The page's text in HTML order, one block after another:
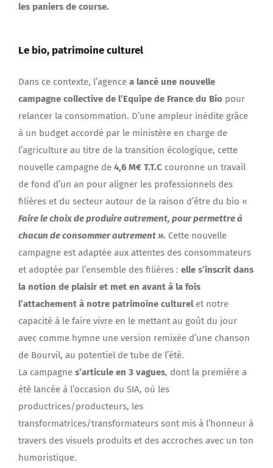
les paniers de course.
Le bio, patrimoine culturel
Dans ce contexte, l’agence a lancé une nouvelle
campagne collective de l’Equipe de France du Bio pour
relancer la consommation. D’une ampleur inédite grâce
à un budget accordé par le ministère en charge de
l’agriculture au titre de la transition écologique, cette
nouvelle campagne de 4,6 M€ T.T.C couronne un travail
de fond d’un an pour aligner les professionnels des
filières et du secteur autour de la raison d’être du bio «
Faire le choix de produire autrement, pour permettre à
chacun de consommer autrement ». Cette nouvelle
campagne est adaptée aux attentes des consommateurs
et adoptée par l’ensemble des filières : elle s’inscrit dans
la notion de plaisir et met en avant à la fois
l’attachement à notre patrimoine culturelet notre
capacité à le faire vivre en le mettant au goût du jour
avec comme hymne une version remixée d’une chanson
de Bourvil, au potentiel de tube de l’été.
La campagne s’articule en 3 vagues, dont la première a
été lancée à l’occasion du SIA, où les
productrices/producteurs, les
transformatrices/transformateurs sont mis à l’honneur à
travers des visuels produits et des accroches avec un ton
humoristique.